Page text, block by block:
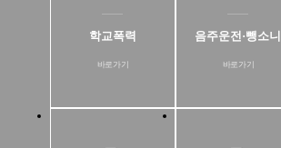
학교폭력
바로가기
음주운전·뺑소니
바로가기